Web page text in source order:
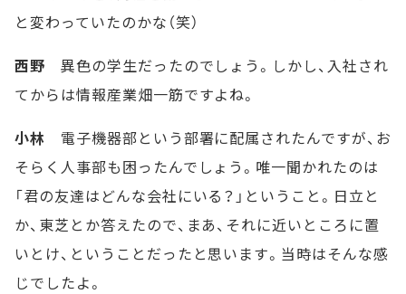
と変わっていたのかな（笑）
西野 異色の学生だったのでしょう。しかし、入社され
てからは情報産業畑一筋ですよね。
小林 電子機器部という部署に配属されたんですが、お
そらく人事部も困ったんでしょう。唯一聞かれたのは
「君の友達はどんな会社にいる？」ということ。日立と
か、東芝とか答えたので、まあ、それに近いところに置
いとけ、ということだったと思います。当時はそんな感
じでしたよ。